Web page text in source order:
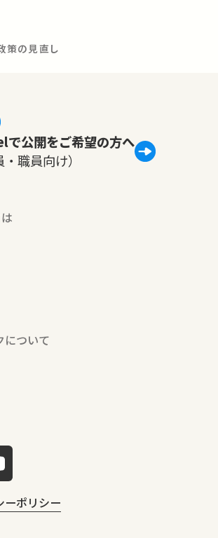
の見直し
公開をご希望の方へ
職員向け）
について
ーポリシー